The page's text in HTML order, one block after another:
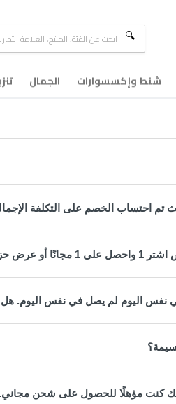
شنط وإكسسوارات الجمال
احتساب الخصم على التكلفة
ترويجية؟
نفس اليوم لم يصل في نفس اليوم.
200 درهم أو أكثر، لذلك كنت مؤهلًا للحصول على